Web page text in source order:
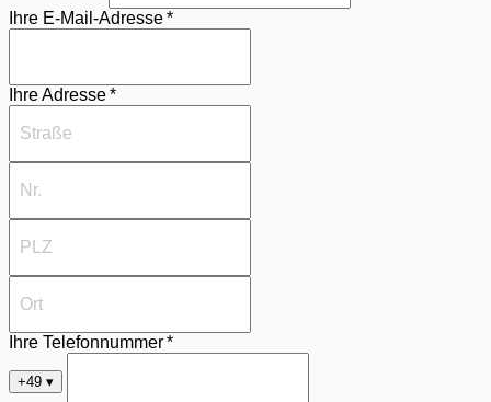
Ihre E-Mail-Adresse *
Ihre Adresse *
Ihre Telefonnummer *
+49 ▾